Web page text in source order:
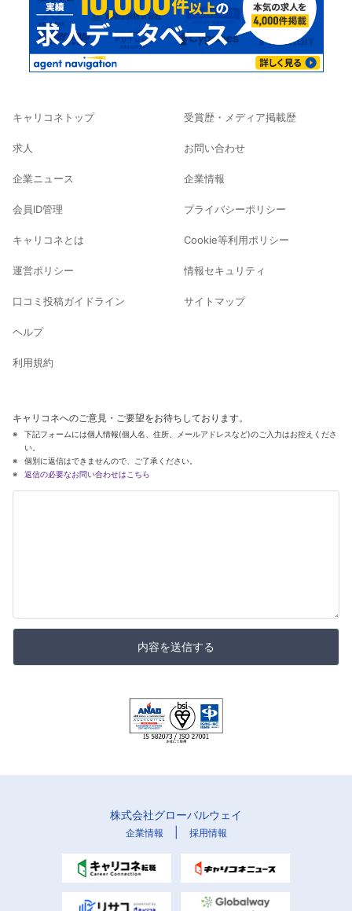
キャリコネトップ
求人
企業ニュース
会員ID管理
キャリコネとは
運営ポリシー
口コミ投稿ガイドライン
ヘルプ
利用規約
受賞歴・メディア掲載歴
お問い合わせ
企業情報
プライバシーポリシー
Cookie等利用ポリシー
情報セキュリティ
サイトマップ
キャリコネへのご意見・ご要望をお待ちしております。
下記フォームには個人情報(個人名、住所、メールアドレスなど)のご入力はお控えくださ
い。
個別に返信はできませんので、ご了承ください。
返信の必要なお問い合わせはこちら
内容を送信する
株式会社グローバルウェイ
企業情報 採用情報